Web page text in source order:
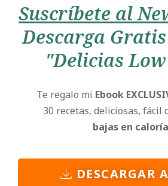
Suscríbete al
Descarga
"Delicias
Te regalo mi Ebook
30 recetas, deliciosas, fácil
bajas en
DESCARGAR